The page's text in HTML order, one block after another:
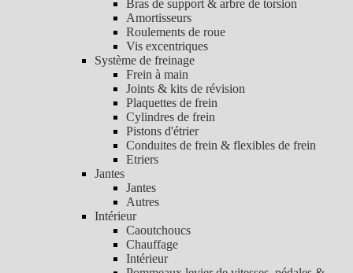
Bras de support & arbre de torsion
Amortisseurs
Roulements de roue
Vis excentriques
Système de freinage
Frein à main
Joints & kits de révision
Plaquettes de frein
Cylindres de frein
Pistons d'étrier
Conduites de frein & flexibles de frein
Etriers
Jantes
Jantes
Autres
Intérieur
Caoutchoucs
Chauffage
Intérieur